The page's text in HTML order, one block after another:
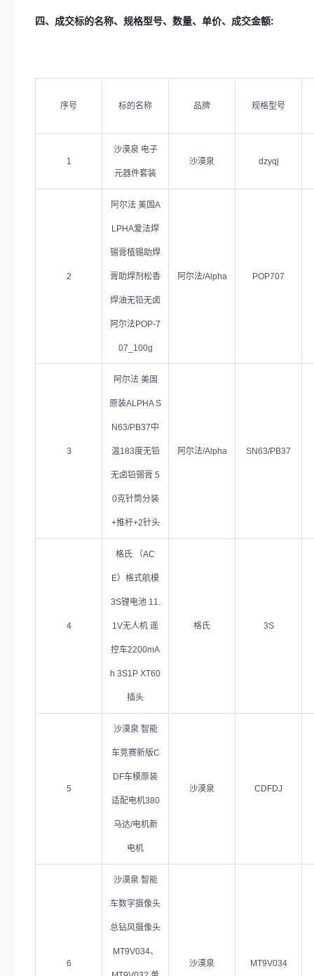
四、成交标的名称、规格型号、数量、单价、成交金额:
序号 标的名称 品牌 规格型号
1
沙漠泉 电子
元器件套装
沙漠泉 dzyqj
2
阿尔法 美国A
LPHA爱法焊
锡膏植锡助焊
膏助焊剂松香
焊油无铅无卤
阿尔法POP-7
07_100g
阿尔法/Alpha POP707
3
阿尔法 美国
原装ALPHA S
N63/PB37中
温183度无铅
无卤铅锡膏 5
0克针筒分装
+推杆+2针头
阿尔法/Alpha SN63/PB37
4
格氏 （AC
E）格式航模
3S锂电池 11.
1V无人机 遥
控车2200mA
h 3S1P XT60
插头
格氏 3S
5
沙漠泉 智能
车竞赛新版C
DF车模原装
适配电机380
马达/电机新
电机
沙漠泉 CDFDJ
6
沙漠泉 智能
车数字摄像头
总钻风摄像头
MT9V034、
沙漠泉 MT9V034